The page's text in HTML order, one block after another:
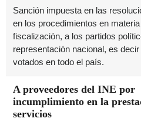
Sanción impuesta en las
en los procedimientos en
fiscalización, a los partidos
representación nacional, es
votados en todo el país.
A proveedores del INE por
incumplimiento en la
servicios